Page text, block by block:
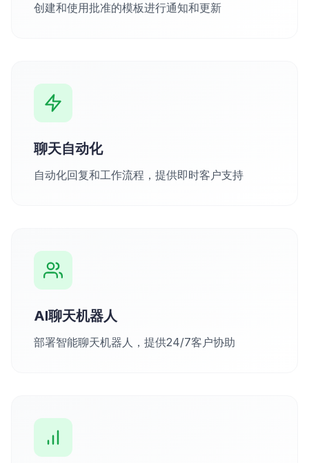
创建和使用批准的模板进行通知和更新
聊天自动化
自动化回复和工作流程，提供即时客户支持
AI聊天机器人
部署智能聊天机器人，提供24/7客户协助